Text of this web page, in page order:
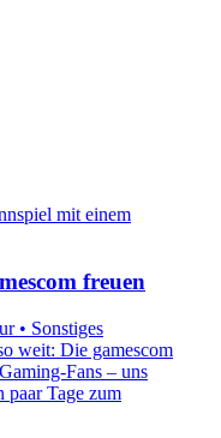
freuen
• Sonstiges
weit: Die gamescom
Fans – uns
paar Tage zum